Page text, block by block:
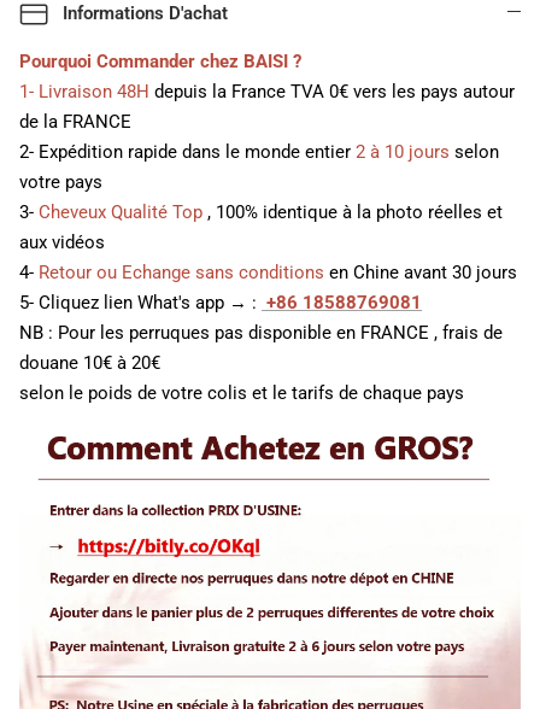
Informations D'achat
Pourquoi Commander chez BAISI ?
1- Livraison 48H depuis la France TVA 0€ vers les pays autour
de la FRANCE
2- Expédition rapide dans le monde entier 2 à 10 jours selon
votre pays
3- Cheveux Qualité Top , 100% identique à la photo réelles et
aux vidéos
4- Retour ou Echange sans conditions en Chine avant 30 jours
5- Cliquez lien What's app → : +86 18588769081
NB : Pour les perruques pas disponible en FRANCE , frais de
douane 10€ à 20€
selon le poids de votre colis et le tarifs de chaque pays